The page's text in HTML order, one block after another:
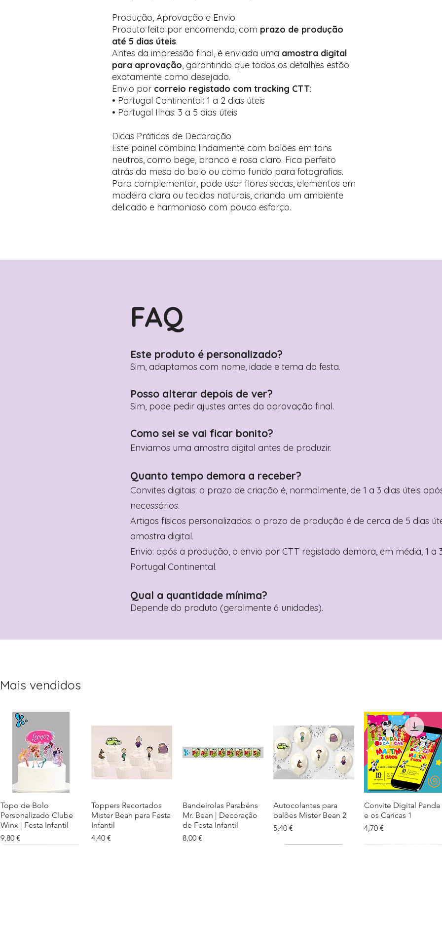
Produção, Aprovação e Envio
Produto feito por encomenda, com prazo de produção
até 5 dias úteis.
Antes da impressão final, é enviada uma amostra digital
para aprovação, garantindo que todos os detalhes estão
exatamente como desejado.
Envio por correio registado com tracking CTT:
• Portugal Continental: 1 a 2 dias úteis
• Portugal Ilhas: 3 a 5 dias úteis
Dicas Práticas de Decoração
Este painel combina lindamente com balões em tons
neutros, como bege, branco e rosa claro. Fica perfeito
atrás da mesa do bolo ou como fundo para fotografias.
Para complementar, pode usar flores secas, elementos em
madeira clara ou tecidos naturais, criando um ambiente
delicado e harmonioso com pouco esforço.
FAQ
Este produto é personalizado?
Sim, adaptamos com nome, idade e tema da festa.
Posso alterar depois de ver?
Sim, pode pedir ajustes antes da aprovação final.
Como sei se vai ficar bonito?
Enviamos uma amostra digital antes de produzir.
Quanto tempo demora a receber?
Convites digitais: o prazo de criação é, normalmente, de 1 a 3 dias úteis
necessários.
Artigos físicos personalizados: o prazo de produção é de cerca de 5 dias
amostra digital.
Envio: após a produção, o envio por CTT registado demora, em média, 1 a
Portugal Continental.
Qual a quantidade mínima?
Depende do produto (geralmente 6 unidades).
Mais vendidos
Visualização rápida
Topo de Bolo
Personalizado Clube
Winx | Festa Infantil
Preço
9,80 €
Visualização rápida
Toppers Recortados
Mister Bean para Festa
Infantil
Preço
4,40 €
Visualização rápida
Bandeirolas Parabéns
Mr. Bean | Decoração
de Festa Infantil
Preço
8,00 €
Visualização rápida
Autocolantes para
balões Mister Bean 2
Preço
5,40 €
Visualização rápida
Convite Digital Panda
e os Caricas 1
Preço
4,70 €